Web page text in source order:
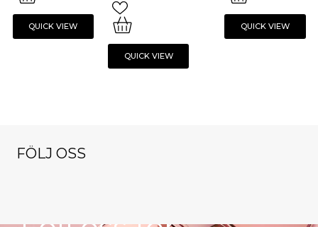
QUICK VIEW QUICK VIEW
QUICK VIEW
FÖLJ OSS